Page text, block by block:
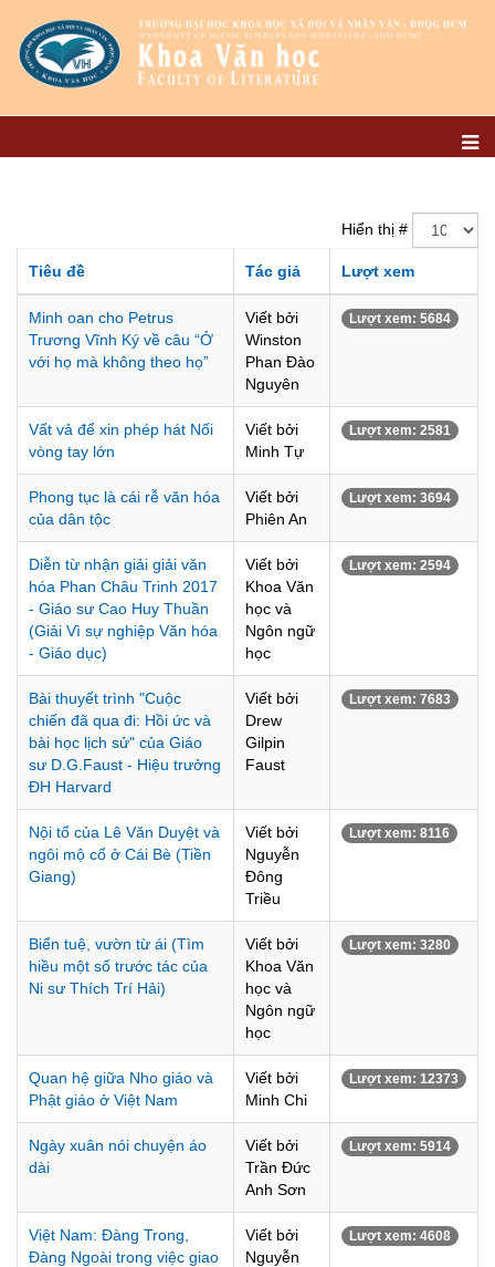
Hiển thị #
Tiêu đề Tác giả Lượt xem
Minh oan cho Petrus
Trương Vĩnh Ký về câu “Ở
với họ mà không theo họ”
Viết bởi
Winston
Phan Đào
Nguyên
Lượt xem: 5684
Vất vả để xin phép hát Nối
vòng tay lớn
Viết bởi
Minh Tự
Lượt xem: 2581
Phong tục là cái rễ văn hóa
của dân tộc
Viết bởi
Phiên An
Lượt xem: 3694
Diễn từ nhận giải giải văn
hóa Phan Châu Trinh 2017
- Giáo sư Cao Huy Thuần
(Giải Vì sự nghiệp Văn hóa
- Giáo dục)
Viết bởi
Khoa Văn
học và
Ngôn ngữ
học
Lượt xem: 2594
Bài thuyết trình "Cuộc
chiến đã qua đi: Hồi ức và
bài học lịch sử" của Giáo
sư D.G.Faust - Hiệu trưởng
ĐH Harvard
Viết bởi
Drew
Gilpin
Faust
Lượt xem: 7683
Nội tổ của Lê Văn Duyệt và
ngôi mộ cổ ở Cái Bè (Tiền
Giang)
Viết bởi
Nguyễn
Đông
Triều
Lượt xem: 8116
Biển tuệ, vườn từ ái (Tìm
hiều một số trước tác của
Ni sư Thích Trí Hải)
Viết bởi
Khoa Văn
học và
Ngôn ngữ
học
Lượt xem: 3280
Quan hệ giữa Nho giáo và
Phật giáo ở Việt Nam
Viết bởi
Minh Chi
Lượt xem: 12373
Ngày xuân nói chuyện áo
dài
Viết bởi
Trần Đức
Anh Sơn
Lượt xem: 5914
Việt Nam: Đàng Trong,
Đàng Ngoài trong việc giao
Viết bởi
Nguyễn
Lượt xem: 4608